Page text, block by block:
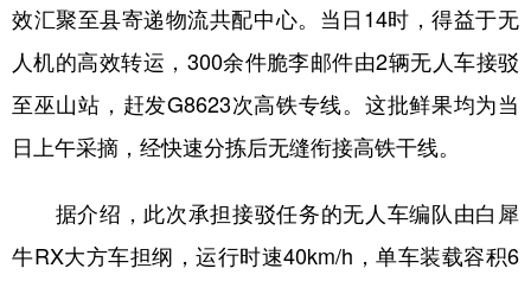
效汇聚至县寄递物流共配中心。当日14时，得益于无
人机的高效转运，300余件脆李邮件由2辆无人车接驳
至巫山站，赶发G8623次高铁专线。这批鲜果均为当
日上午采摘，经快速分拣后无缝衔接高铁干线。
据介绍，此次承担接驳任务的无人车编队由白犀
牛RX大方车担纲，运行时速40km/h，单车装载容积6